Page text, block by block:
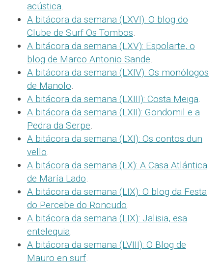
acústica.
A bitácora da semana (LXVI): O blog do
Clube de Surf Os Tombos.
A bitácora da semana (LXV): Espolarte, o
blog de Marco Antonio Sande.
A bitácora da semana (LXIV): Os monólogos
de Manolo.
A bitácora da semana (LXIII): Costa Meiga.
A bitácora da semana (LXII): Gondomil e a
Pedra da Serpe.
A bitácora da semana (LXI): Os contos dun
vello.
A bitácora da semana (LX): A Casa Atlántica
de María Lado.
A bitácora da semana (LIX): O blog da Festa
do Percebe do Roncudo.
A bitácora da semana (LIX): Jalisia, esa
entelequia.
A bitácora da semana (LVIII): O Blog de
Mauro en surf.